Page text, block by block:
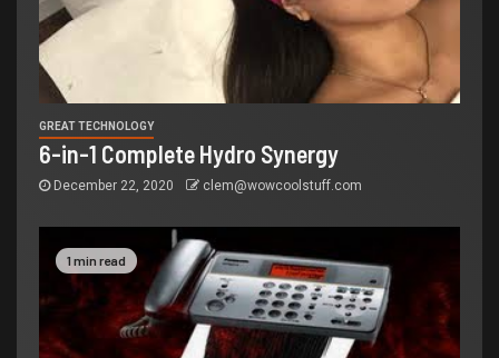
GREAT TECHNOLOGY
6-in-1 Complete Hydro Synergy
December 22, 2020 clem@wowcoolstuff.com
1 min read